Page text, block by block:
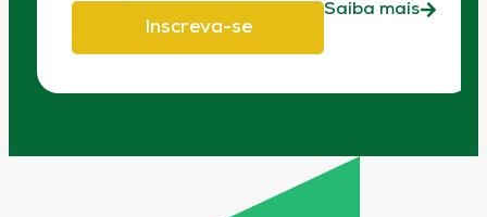
Inscreva-se
Saiba mais